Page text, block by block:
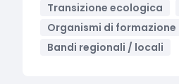
Transizione ecologica
Organismi di formazione
Bandi regionali / locali